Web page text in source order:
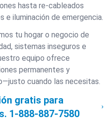
hasta re-cableados
e iluminación de emergencia.
tu hogar o negocio de
sistemas inseguros e
equipo ofrece
permanentes y
cuando las necesitas.
gratis para
1-888-887-7580